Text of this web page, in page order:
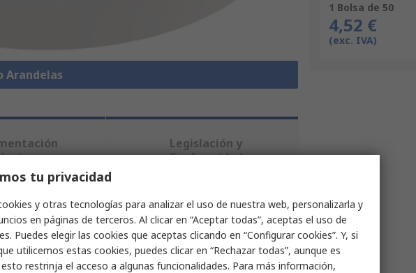
Arandelas
1 Bolsa de 50
4,52 €
(exc. IVA)
Legislación y
Conformidad
uno o varios atributos.
Valor
tu privacidad
y otras tecnologías para analizar el uso de nuestra web, personalizarla y
en páginas de terceros. Al clicar en “Aceptar todas”, aceptas el uso de
Puedes elegir las cookies que aceptas clicando en “Configurar cookies”. Y, si
utilicemos estas cookies, puedes clicar en “Rechazar todas”, aunque es
restrinja el acceso a algunas funcionalidades. Para más información,